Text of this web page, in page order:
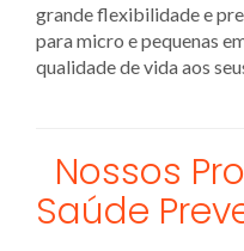
grande flexibilidade e
para micro e pequenas
qualidade de vida aos
Nossos
Saúde